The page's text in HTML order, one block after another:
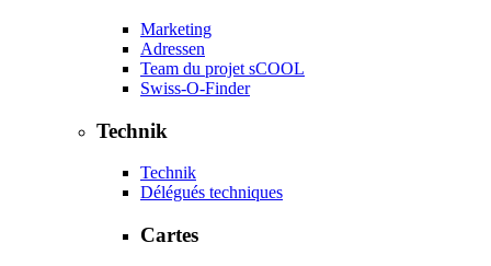
Marketing
Adressen
Team du projet sCOOL
Swiss-O-Finder
Technik
Technik
Délégués techniques
Cartes